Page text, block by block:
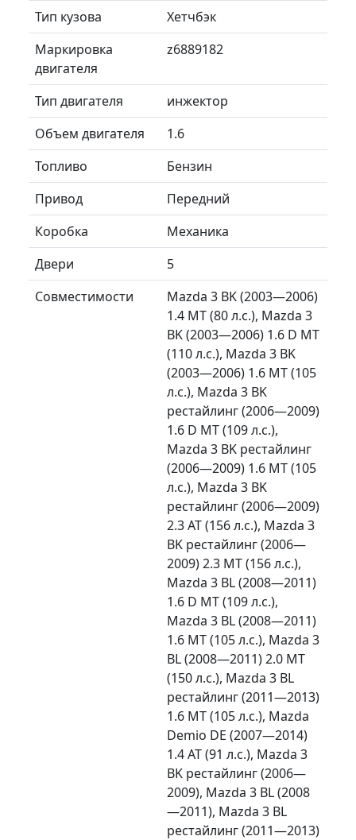
Тип кузова
Хетчбэк
Маркировка
двигателя
z6889182
Тип двигателя
инжектор
Объем двигателя
1.6
Топливо
Бензин
Привод
Передний
Коробка
Механика
Двери
5
Совместимости
Mazda 3 BK (2003—2006)
1.4 MT (80 л.с.), Mazda 3
BK (2003—2006) 1.6 D MT
(110 л.с.), Mazda 3 BK
(2003—2006) 1.6 MT (105
л.с.), Mazda 3 BK
рестайлинг (2006—2009)
1.6 D MT (109 л.с.),
Mazda 3 BK рестайлинг
(2006—2009) 1.6 MT (105
л.с.), Mazda 3 BK
рестайлинг (2006—2009)
2.3 AT (156 л.с.), Mazda 3
BK рестайлинг (2006—
2009) 2.3 MT (156 л.с.),
Mazda 3 BL (2008—2011)
1.6 D MT (109 л.с.),
Mazda 3 BL (2008—2011)
1.6 MT (105 л.с.), Mazda 3
BL (2008—2011) 2.0 MT
(150 л.с.), Mazda 3 BL
рестайлинг (2011—2013)
1.6 MT (105 л.с.), Mazda
Demio DE (2007—2014)
1.4 AT (91 л.с.), Mazda 3
BK рестайлинг (2006—
2009), Mazda 3 BL (2008
—2011), Mazda 3 BL
рестайлинг (2011—2013)